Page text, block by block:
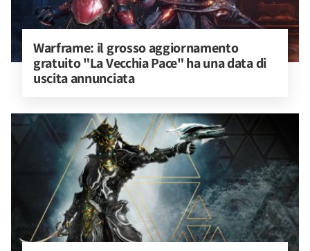
Warframe: il grosso aggiornamento
gratuito "La Vecchia Pace" ha una data di
uscita annunciata